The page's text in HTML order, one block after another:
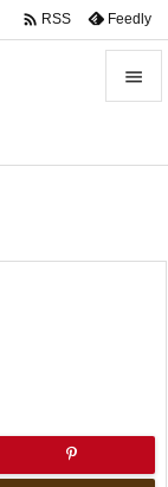

 RSS Feedly